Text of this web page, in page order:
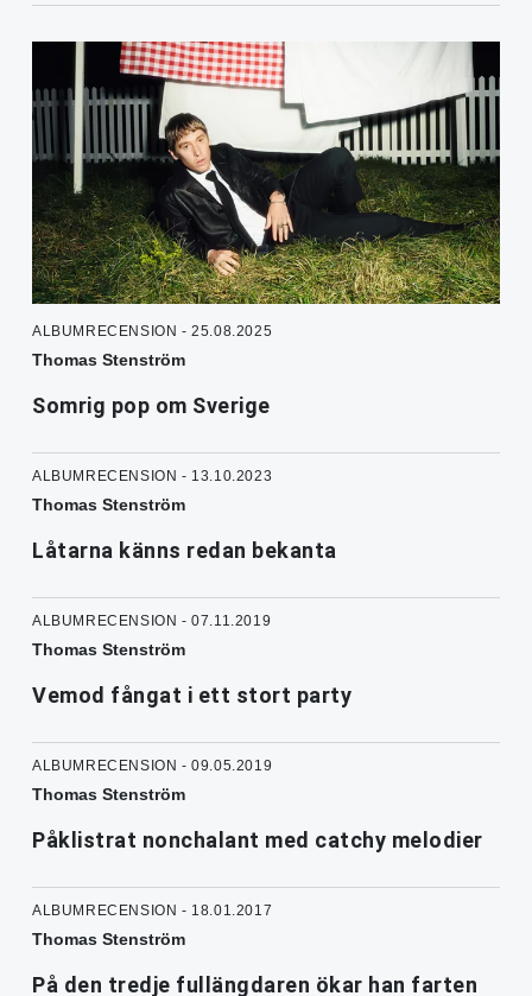
ALBUMRECENSION - 25.08.2025
Thomas Stenström
Somrig pop om Sverige
ALBUMRECENSION - 13.10.2023
Thomas Stenström
Låtarna känns redan bekanta
ALBUMRECENSION - 07.11.2019
Thomas Stenström
Vemod fångat i ett stort party
ALBUMRECENSION - 09.05.2019
Thomas Stenström
Påklistrat nonchalant med catchy melodier
ALBUMRECENSION - 18.01.2017
Thomas Stenström
På den tredje fullängdaren ökar han farten